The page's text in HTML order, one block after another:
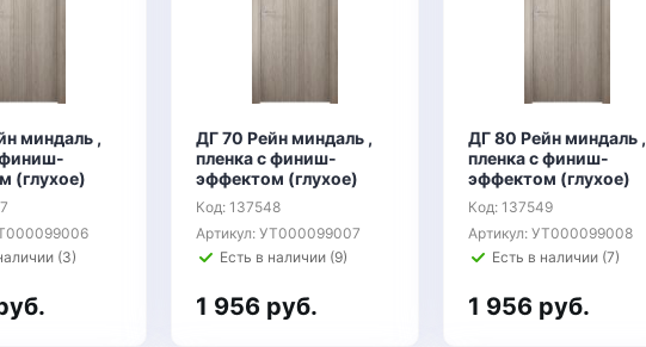
миндаль ,
финиш-
(глухое)
(3)
ДГ 70 Рейн миндаль ,
пленка с финиш-
эффектом (глухое)
Код: 137548
Артикул: УТ000099007
Есть в наличии (9)
1 956 руб.
ДГ 80 Рейн миндаль ,
пленка с финиш-
эффектом (глухое)
Код: 137549
Артикул: УТ000099008
Есть в наличии (7)
1 956 руб.